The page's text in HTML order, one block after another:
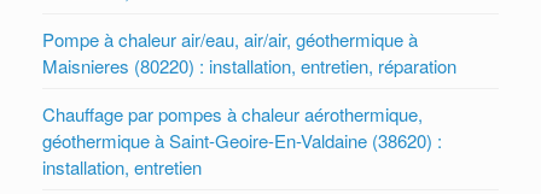
Pompe à chaleur air/eau, air/air, géothermique à
Maisnieres (80220) : installation, entretien, réparation
Chauffage par pompes à chaleur aérothermique,
géothermique à Saint-Geoire-En-Valdaine (38620) :
installation, entretien